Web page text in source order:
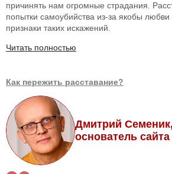
причинять нам огромные страдания.
попытки самоубийства из-за якобы
признаки таких искажений.
Читать полностью
Как пережить расставание?
Дмитрий
основатель